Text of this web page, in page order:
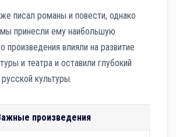
писал романы и повести, однако
принесли ему наибольшую
произведения влияли на развитие
и театра и оставили глубокий
культуры.
произведения